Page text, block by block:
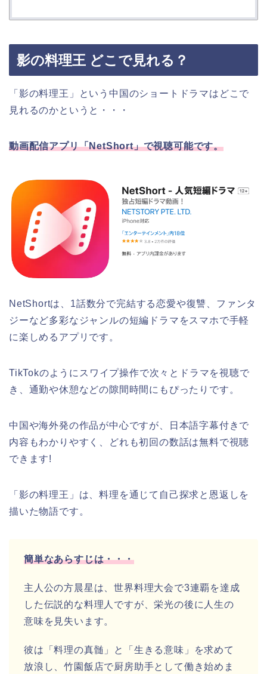
影の料理王 どこで見れる？
「影の料理王」という中国のショートドラマはどこで
見れるのかというと・・・
動画配信アプリ「NetShort」で視聴可能です。
NetShortは、1話数分で完結する恋愛や復讐、ファンタ
ジーなど多彩なジャンルの短編ドラマをスマホで手軽
に楽しめるアプリです。
TikTokのようにスワイプ操作で次々とドラマを視聴で
き、通勤や休憩などの隙間時間にもぴったりです。
中国や海外発の作品が中心ですが、日本語字幕付きで
内容もわかりやすく、どれも初回の数話は無料で視聴
できます!
「影の料理王」は、料理を通じて自己探求と恩返しを
描いた物語です。
簡単なあらすじは・・・
主人公の方晨星は、世界料理大会で3連覇を達成
した伝説的な料理人ですが、栄光の後に人生の
意味を見失います。
彼は「料理の真髄」と「生きる意味」を求めて
放浪し、竹園飯店で厨房助手として働き始めま